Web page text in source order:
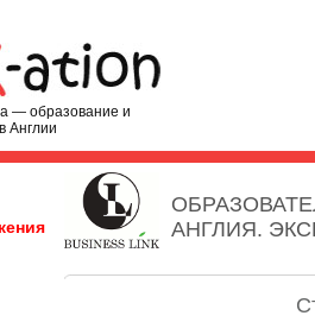
— образование и
Англии
АНГЛИЯ.